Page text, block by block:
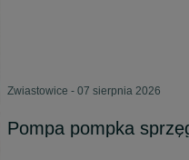
Zwiastowice - 07 sierpnia 2026
Pompa pompka